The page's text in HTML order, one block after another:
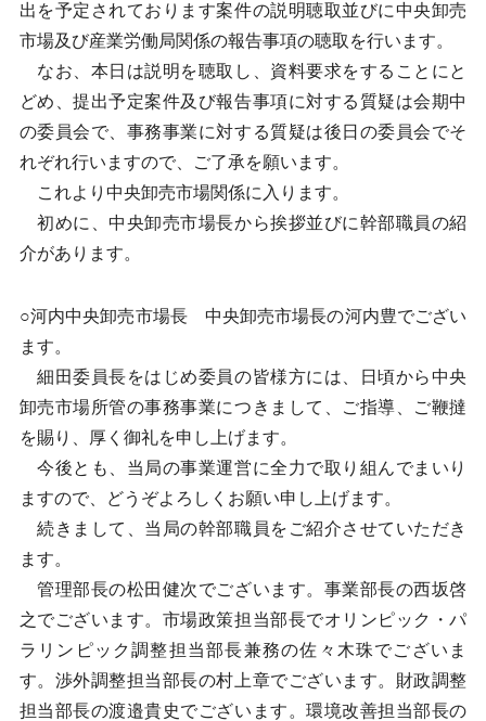
出を予定されております案件の説明聴取並びに中央卸売
市場及び産業労働局関係の報告事項の聴取を行います。
なお、本日は説明を聴取し、資料要求をすることにと
どめ、提出予定案件及び報告事項に対する質疑は会期中
の委員会で、事務事業に対する質疑は後日の委員会でそ
れぞれ行いますので、ご了承を願います。
これより中央卸売市場関係に入ります。
初めに、中央卸売市場長から挨拶並びに幹部職員の紹
介があります。
○河内中央卸売市場長 中央卸売市場長の河内豊でござい
ます。
細田委員長をはじめ委員の皆様方には、日頃から中央
卸売市場所管の事務事業につきまして、ご指導、ご鞭撻
を賜り、厚く御礼を申し上げます。
今後とも、当局の事業運営に全力で取り組んでまいり
ますので、どうぞよろしくお願い申し上げます。
続きまして、当局の幹部職員をご紹介させていただき
ます。
管理部長の松田健次でございます。事業部長の西坂啓
之でございます。市場政策担当部長でオリンピック・パ
ラリンピック調整担当部長兼務の佐々木珠でございま
す。渉外調整担当部長の村上章でございます。財政調整
担当部長の渡邉貴史でございます。環境改善担当部長の